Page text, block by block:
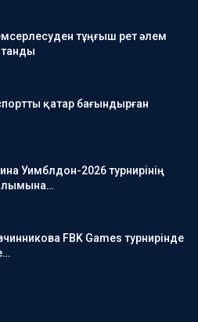
тұңғыш рет әлем
қатар бағындырған
Уимблдон-2026 турнирінің
FBK Games турнирінде